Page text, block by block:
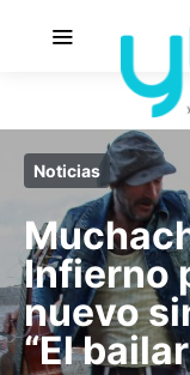
Noticias
Infierno
nuevo
“El